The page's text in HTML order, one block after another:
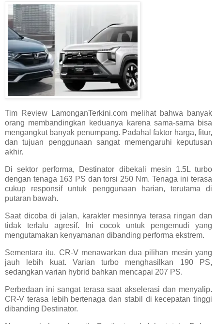
Tim Review LamonganTerkini.com melihat bahwa banyak
orang membandingkan keduanya karena sama-sama bisa
mengangkut banyak penumpang. Padahal faktor harga, fitur,
dan tujuan penggunaan sangat memengaruhi keputusan
akhir.
Di sektor performa, Destinator dibekali mesin 1.5L turbo
dengan tenaga 163 PS dan torsi 250 Nm. Tenaga ini terasa
cukup responsif untuk penggunaan harian, terutama di
putaran bawah.
Saat dicoba di jalan, karakter mesinnya terasa ringan dan
tidak terlalu agresif. Ini cocok untuk pengemudi yang
mengutamakan kenyamanan dibanding performa ekstrem.
Sementara itu, CR-V menawarkan dua pilihan mesin yang
jauh lebih kuat. Varian turbo menghasilkan 190 PS,
sedangkan varian hybrid bahkan mencapai 207 PS.
Perbedaan ini sangat terasa saat akselerasi dan menyalip.
CR-V terasa lebih bertenaga dan stabil di kecepatan tinggi
dibanding Destinator.